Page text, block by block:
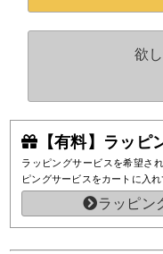
【有料】ラッピ
ラッピングサービスを希望さ
ピングサービスをカートに入れ
ラッピン
欲